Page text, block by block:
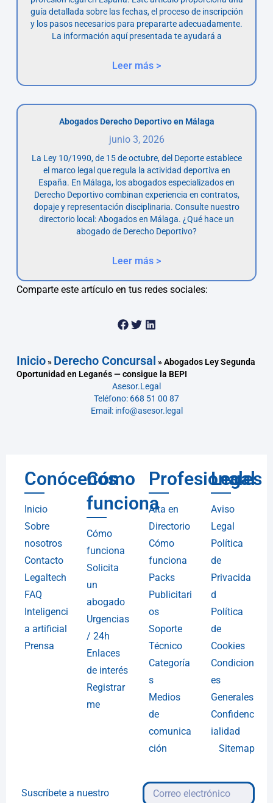
guía detallada sobre las fechas, el proceso de inscripción
y los pasos necesarios para prepararte adecuadamente.
La información aquí presentada te ayudará a
Leer más >
Abogados Derecho Deportivo en Málaga
junio 3, 2026
La Ley 10/1990, de 15 de octubre, del Deporte establece
el marco legal que regula la actividad deportiva en
España. En Málaga, los abogados especializados en
Derecho Deportivo combinan experiencia en contratos,
dopaje y representación disciplinaria. Consulte nuestro
directorio local: Abogados en Málaga. ¿Qué hace un
abogado de Derecho Deportivo?
Leer más >
Comparte este artículo en tus redes sociales:
Inicio» Derecho Concursal »Abogados Ley Segunda
Oportunidad en Leganés — consigue la BEPI
Asesor.Legal
Teléfono: 668 51 00 87
Email: info@asesor.legal
Conócenos
Inicio
Sobre
nosotros
Contacto
Legaltech
FAQ
Inteligenci
a artificial
Prensa
Cómo
funciona
Cómo
funciona
Solicita
un
abogado
Urgencias
/ 24h
Enlaces
de interés
Registrar
me
Profesionales
Alta en
Directorio
Cómo
funciona
Packs
Publicitari
os
Soporte
Técnico
Categoría
s
Medios
de
comunica
ción
Legal
Aviso
Legal
Política
de
Privacida
d
Política
de
Cookies
Condicion
es
Generales
Confidenc
ialidad
Sitemap
Suscríbete a nuestro